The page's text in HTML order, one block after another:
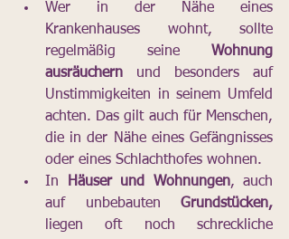
Wer in der Nähe eines
Krankenhauses wohnt, sollte
regelmäßig seine Wohnung
ausräuchern und besonders auf
Unstimmigkeiten in seinem Umfeld
achten. Das gilt auch für Menschen,
die in der Nähe eines Gefängnisses
oder eines Schlachthofes wohnen.
In Häuser und Wohnungen, auch
auf unbebauten Grundstücken,
liegen oft noch schreckliche